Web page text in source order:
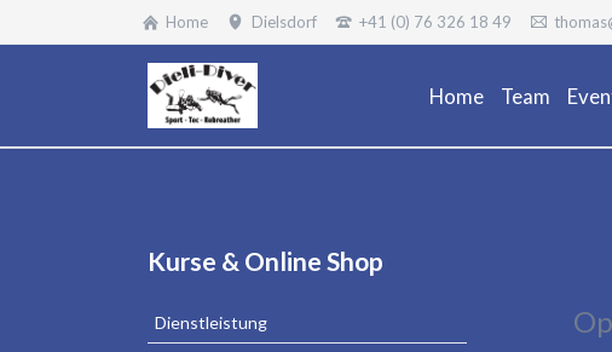
Home Dielsdorf +41 (0) 76 326 18 49
Home Team
Navigation
Kurse & Online Shop
Dienstleistung